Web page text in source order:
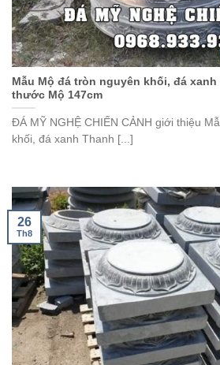
Mẫu Mộ đá tròn nguyên khối, đá
thước Mộ 147cm
ĐÁ MỸ NGHỆ CHIẾN CẢNH giới thiệu
khối, đá xanh Thanh [...]
26
Th8